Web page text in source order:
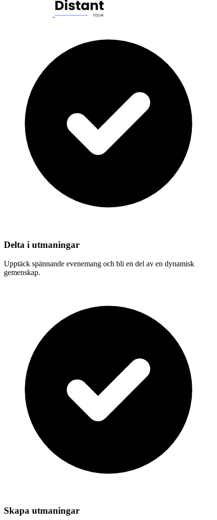
Delta i utmaningar
Upptäck spännande evenemang och bli en del av en dynamisk
gemenskap.
Skapa utmaningar